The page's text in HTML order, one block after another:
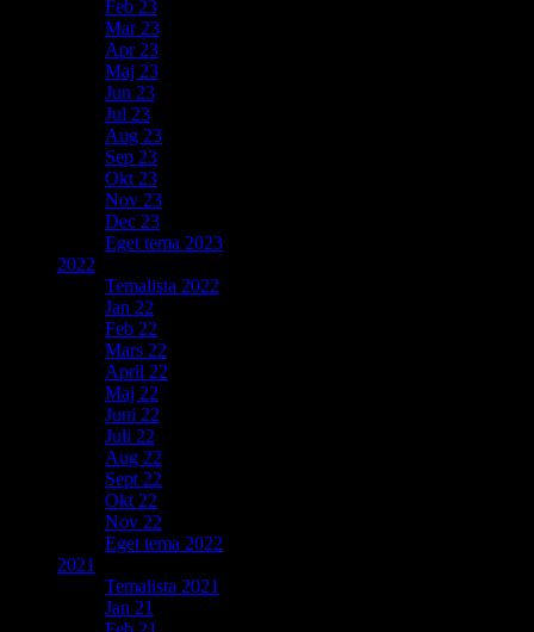
Feb 23
Mar 23
Apr 23
Maj 23
Jun 23
Jul 23
Aug 23
Sep 23
Okt 23
Nov 23
Dec 23
Eget tema 2023
2022
Temalista 2022
Jan 22
Feb 22
Mars 22
April 22
Maj 22
Juni 22
Juli 22
Aug 22
Sept 22
Okt 22
Nov 22
Eget tema 2022
2021
Temalista 2021
Jan 21